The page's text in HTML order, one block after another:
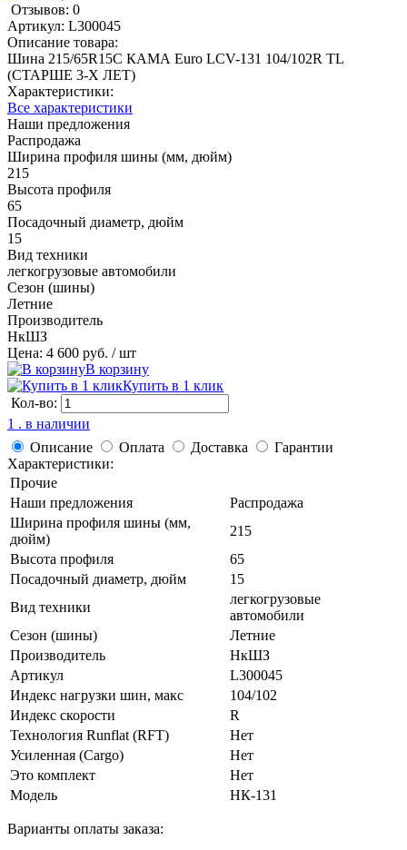
Отзывов: 0
Артикул: L300045
Описание товара:
Шина 215/65R15C КАМА Euro LCV-131 104/102R TL
(СТАРШЕ 3-Х ЛЕТ)
Характеристики:
Все характеристики
Наши предложения
Распродажа
Ширина профиля шины (мм, дюйм)
215
Высота профиля
65
Посадочный диаметр, дюйм
15
Вид техники
легкогрузовые автомобили
Сезон (шины)
Летние
Производитель
НкШЗ
Цена: 4 600 руб. / шт
В корзину
Купить в 1 клик
Кол-во:
1 . в наличии
Описание
Оплата Доставка
Гарантии
Характеристики:
Прочие
Наши предложения
Распродажа
Ширина профиля шины (мм,
дюйм)
215
Высота профиля
65
Посадочный диаметр, дюйм
15
Вид техники
легкогрузовые
автомобили
Сезон (шины)
Летние
Производитель
НкШЗ
Артикул
L300045
Индекс нагрузки шин, макс
104/102
Индекс скорости
R
Технология Runflat (RFT)
Нет
Усиленная (Cargo)
Нет
Это комплект
Нет
Модель
НК-131
Варианты оплаты заказа: